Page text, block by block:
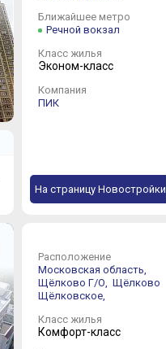
Ближайшее метро
Речной вокзал
Класс жилья
Эконом-класс
Компания
ПИК
На страницу Новостройки
Расположение
Московская область,
Щёлково Г/О, Щёлково
Щёлковское,
Класс жилья
Комфорт-класс